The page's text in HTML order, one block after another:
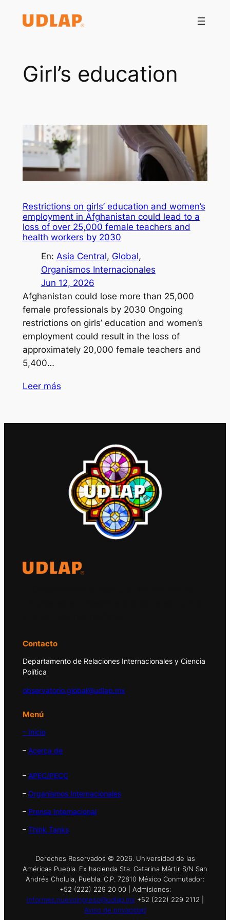
Girl’s education
Restrictions on girls’ education and women’s
employment in Afghanistan could lead to a
loss of over 25,000 female teachers and
health workers by 2030
En: Asia Central, Global
Organismos Internacionales
Jun 12, 2026
Afghanistan could lose more than 25,000
female professionals by 2030 Ongoing
restrictions on girls’ education and women’s
employment could result in the loss of
approximately 20,000 female teachers and
5,400…
Leer más
Contacto
Departamento de Relaciones Internacionales y Ciencia
Política
observatorio.global@udlap.mx
Menú
– Inicio
– Acerca de
– APEC/PECC
– Organismos Internacionales
– Prensa Internacional
– Think Tanks
Derechos Reservados © 2026. Universidad de las
Américas Puebla. Ex hacienda Sta. Catarina Mártir S/N San
Andrés Cholula, Puebla. C.P. 72810 México Conmutador:
+52 (222) 229 20 00 | Admisiones:
informes.nuevoingreso@udlap.mx +52 (222) 229 2112 |
Aviso de privacidad